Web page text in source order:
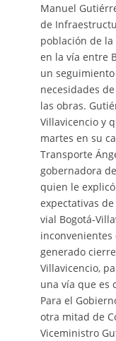
Manuel
de
población de
en la vía entre
un
necesidades
las obras.
Villavicencio y
martes en su
Transporte
gobernadora
quien le
expectativas
vial Bogotá-
generado
Villavicencio,
una vía que es
Para el
otra mitad de
Viceministro